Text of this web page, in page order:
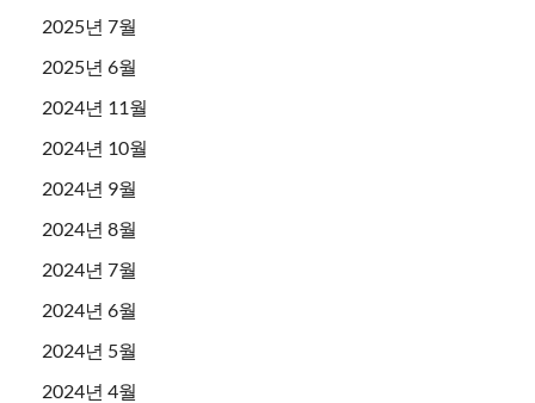
2025년 7월
2025년 6월
2024년 11월
2024년 10월
2024년 9월
2024년 8월
2024년 7월
2024년 6월
2024년 5월
2024년 4월